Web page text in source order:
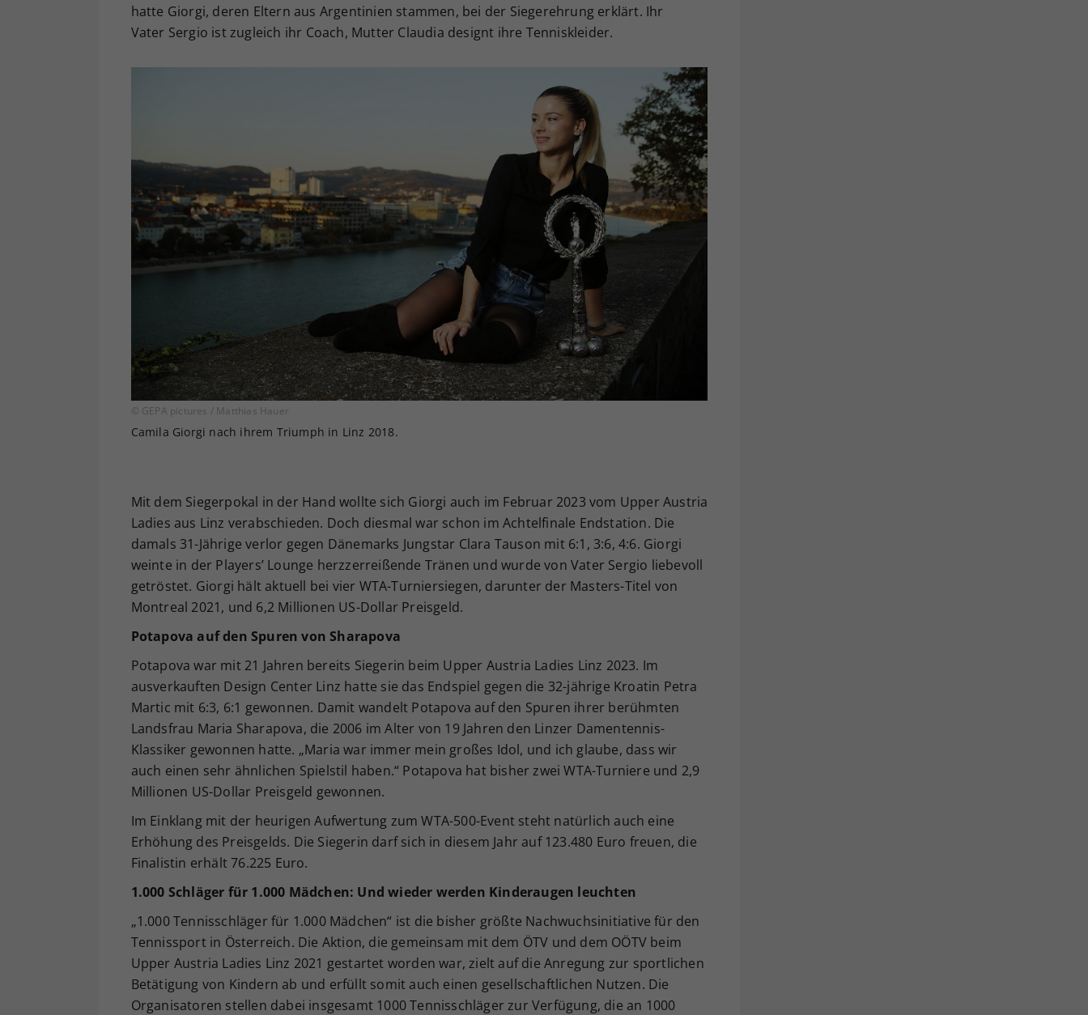
hatte Giorgi, deren Eltern aus Argentinien stammen, bei der Siegerehrung erklärt. Ihr
Vater Sergio ist zugleich ihr Coach, Mutter Claudia designt ihre Tenniskleider.
© GEPA pictures / Matthias Hauer
Camila Giorgi nach ihrem Triumph in Linz 2018.
Mit dem Siegerpokal in der Hand wollte sich Giorgi auch im Februar 2023 vom Upper Austria
Ladies aus Linz verabschieden. Doch diesmal war schon im Achtelfinale Endstation. Die
damals 31-Jährige verlor gegen Dänemarks Jungstar Clara Tauson mit 6:1, 3:6, 4:6. Giorgi
weinte in der Players’ Lounge herzzerreißende Tränen und wurde von Vater Sergio liebevoll
getröstet. Giorgi hält aktuell bei vier WTA-Turniersiegen, darunter der Masters-Titel von
Montreal 2021, und 6,2 Millionen US-Dollar Preisgeld.
Potapova auf den Spuren von Sharapova
Potapova war mit 21 Jahren bereits Siegerin beim Upper Austria Ladies Linz 2023. Im
ausverkauften Design Center Linz hatte sie das Endspiel gegen die 32-jährige Kroatin Petra
Martic mit 6:3, 6:1 gewonnen. Damit wandelt Potapova auf den Spuren ihrer berühmten
Landsfrau Maria Sharapova, die 2006 im Alter von 19 Jahren den Linzer Damentennis-
Klassiker gewonnen hatte. „Maria war immer mein großes Idol, und ich glaube, dass wir
auch einen sehr ähnlichen Spielstil haben.“ Potapova hat bisher zwei WTA-Turniere und 2,9
Millionen US-Dollar Preisgeld gewonnen.
Im Einklang mit der heurigen Aufwertung zum WTA-500-Event steht natürlich auch eine
Erhöhung des Preisgelds. Die Siegerin darf sich in diesem Jahr auf 123.480 Euro freuen, die
Finalistin erhält 76.225 Euro.
1.000 Schläger für 1.000 Mädchen: Und wieder werden Kinderaugen leuchten
„1.000 Tennisschläger für 1.000 Mädchen“ ist die bisher größte Nachwuchsinitiative für den
Tennissport in Österreich. Die Aktion, die gemeinsam mit dem ÖTV und dem OÖTV beim
Upper Austria Ladies Linz 2021 gestartet worden war, zielt auf die Anregung zur sportlichen
Betätigung von Kindern ab und erfüllt somit auch einen gesellschaftlichen Nutzen. Die
Organisatoren stellen dabei insgesamt 1000 Tennisschläger zur Verfügung, die an 1000